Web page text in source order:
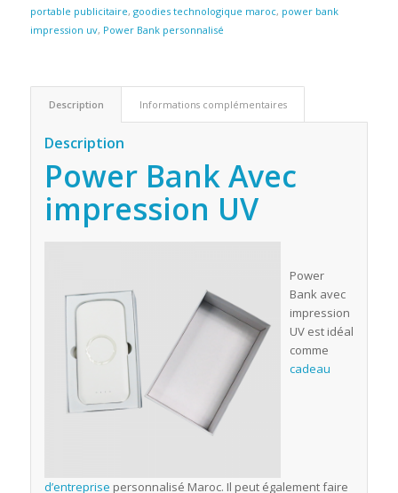
portable publicitaire, goodies technologique maroc, power bank
impression uv, Power Bank personnalisé
Description Informations complémentaires
Description
Power Bank Avec
impression UV
Power
Bank avec
impression
UV est idéal
comme
cadeau
d’entreprise personnalisé Maroc. Il peut également faire